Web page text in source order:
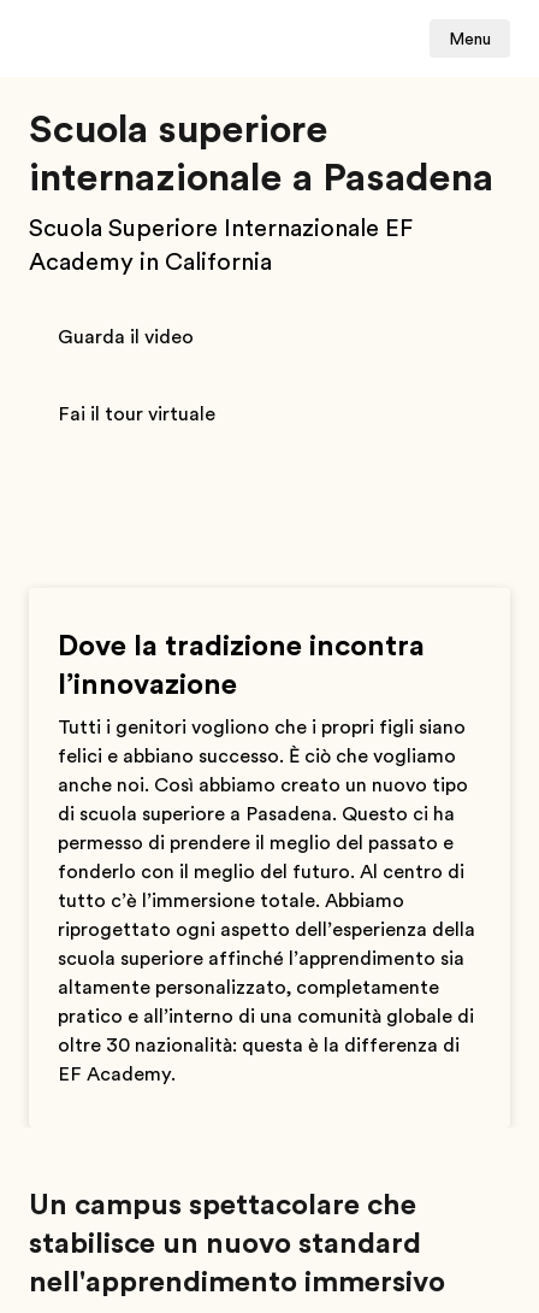
Menu
Scuola superiore
internazionale a Pasadena
Scuola Superiore Internazionale EF
Academy in California
Guarda il video
Fai il tour virtuale
Dove la tradizione incontra
l’innovazione
Tutti i genitori vogliono che i propri figli siano
felici e abbiano successo. È ciò che vogliamo
anche noi. Così abbiamo creato un nuovo tipo
di scuola superiore a Pasadena. Questo ci ha
permesso di prendere il meglio del passato e
fonderlo con il meglio del futuro. Al centro di
tutto c’è l’immersione totale. Abbiamo
riprogettato ogni aspetto dell’esperienza della
scuola superiore affinché l’apprendimento sia
altamente personalizzato, completamente
pratico e all’interno di una comunità globale di
oltre 30 nazionalità: questa è la differenza di
EF Academy.
Un campus spettacolare che
stabilisce un nuovo standard
nell'apprendimento immersivo